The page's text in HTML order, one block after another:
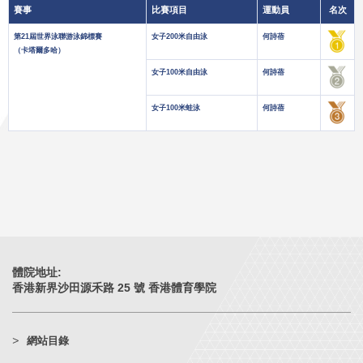
賽事 比賽項目 運動員 名次
第21屆世界泳聯游泳錦標賽
（卡塔爾多哈）
女子200米自由泳 何詩蓓
女子100米自由泳 何詩蓓
女子100米蛙泳 何詩蓓
體院地址:
香港新界沙田源禾路 25 號 香港體育學院
網站目錄